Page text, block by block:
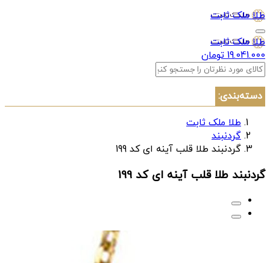
طلا ملک ثابت
طلا ملک ثابت
19.041.000 تومان
دسته‌بندی:
طلا ملک ثابت
گردنبند
گردنبند طلا قلب آینه ای کد 199
گردنبند طلا قلب آینه ای کد 199